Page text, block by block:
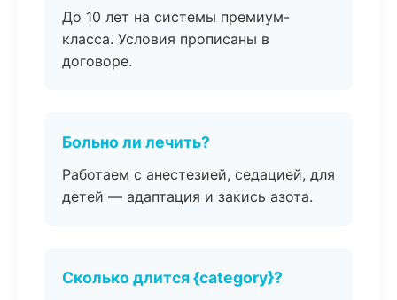
До 10 лет на системы премиум-
класса. Условия прописаны в
договоре.
Больно ли лечить?
Работаем с анестезией, седацией, для
детей — адаптация и закись азота.
Сколько длится {category}?